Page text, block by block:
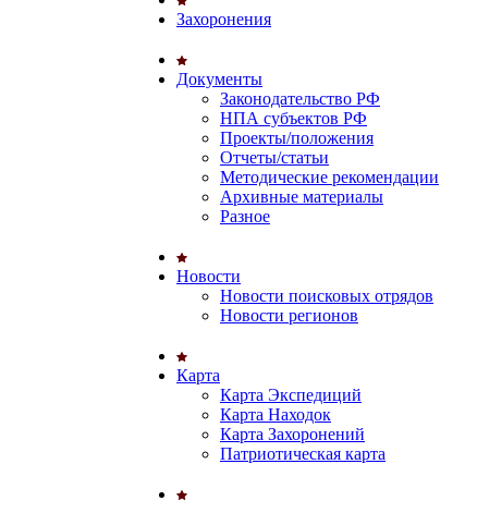
Захоронения
Документы
Законодательство РФ
НПА субъектов РФ
Проекты/положения
Отчеты/статьи
Методические рекомендации
Архивные материалы
Разное
Новости
Новости поисковых отрядов
Новости регионов
Карта
Карта Экспедиций
Карта Находок
Карта Захоронений
Патриотическая карта